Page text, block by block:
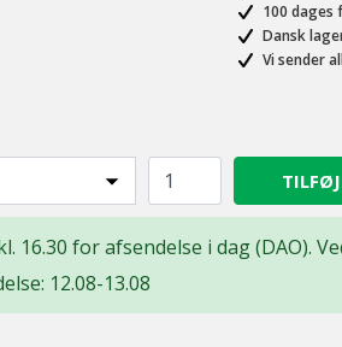
100
Dansk
Vi sender
16.30 for afsendelse i dag (DAO).
12.08-13.08